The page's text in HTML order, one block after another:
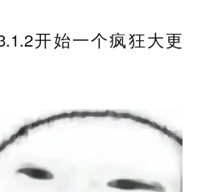
开始一个疯狂大更